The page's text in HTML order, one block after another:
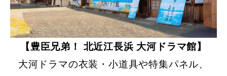
【豊臣兄弟！ 北近江長浜 大河ドラマ館】
大河ドラマの衣装・小道具や特集パネル、